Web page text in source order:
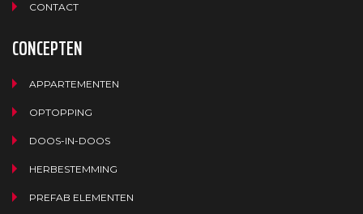
CONTACT
CONCEPTEN
APPARTEMENTEN
OPTOPPING
DOOS-IN-DOOS
HERBESTEMMING
PREFAB ELEMENTEN